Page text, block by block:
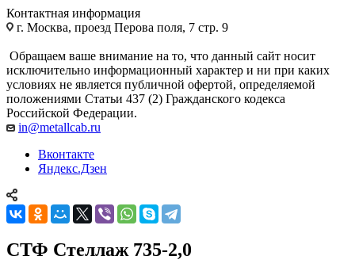
Контактная информация
г. Москва, проезд Перова поля, 7 стр. 9
Обращаем ваше внимание на то, что данный сайт носит
исключительно информационный характер и ни при каких
условиях не является публичной офертой, определяемой
положениями Статьи 437 (2) Гражданского кодекса
Российской Федерации.
in@metallcab.ru
Вконтакте
Яндекс.Дзен
СТФ Стеллаж 735-2,0